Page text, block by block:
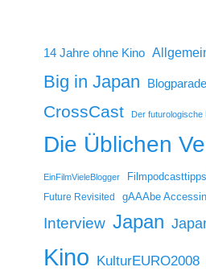
14 Jahre ohne Kino
Big in Japan Blogparade
CrossCast Der futurologische
Die Üblichen
EinFilmVieleBlogger Filmpodcasttipps
Future Revisited
gAAAbe
Interview Japan
Kino KulturEURO2008